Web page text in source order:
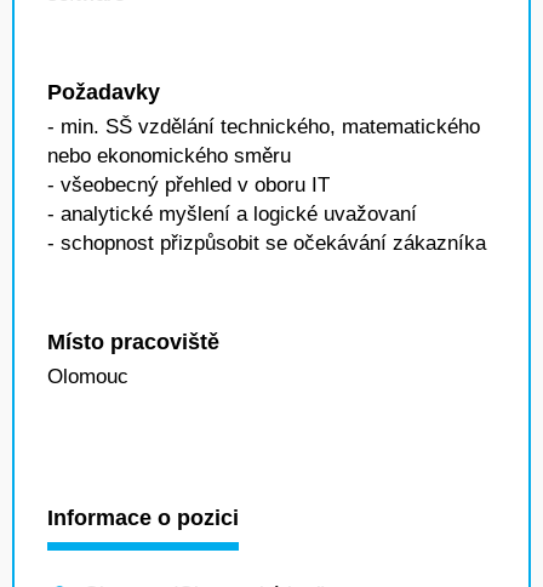
Požadavky
- min. SŠ vzdělání technického, matematického
nebo ekonomického směru
- všeobecný přehled v oboru IT
- analytické myšlení a logické uvažovaní
- schopnost přizpůsobit se očekávání zákazníka
Místo pracoviště
Olomouc
Informace o pozici